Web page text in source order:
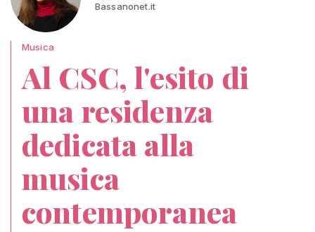
Bassanonet.it
Musica
Al CSC, l'esito di
una residenza
dedicata alla
musica
contemporanea